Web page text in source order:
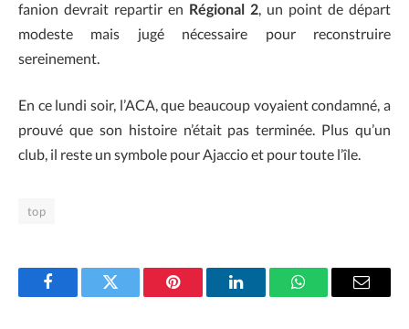
fanion devrait repartir en Régional 2, un point de départ
modeste mais jugé nécessaire pour reconstruire
sereinement.
En ce lundi soir, l’ACA, que beaucoup voyaient condamné, a
prouvé que son histoire n’était pas terminée. Plus qu’un
club, il reste un symbole pour Ajaccio et pour toute l’île.
top
FacebookTwitter Pinterest LinkedInWhatsAppEmail